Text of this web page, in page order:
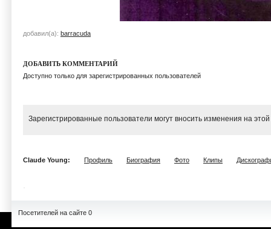
добавил(а): barracuda
ДОБАВИТЬ КОММЕНТАРИЙ
Доступно только для зарегистрированных пользователей
Зарегистрированные пользователи могут вносить изменения на
Claude Young: Профиль Биография Фото Клипы
Посетителей на сайте 0